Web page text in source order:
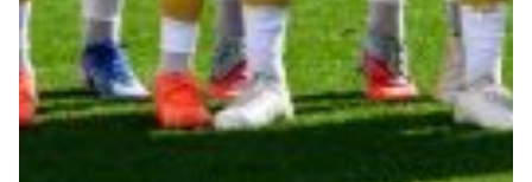
Gift Card Online Store